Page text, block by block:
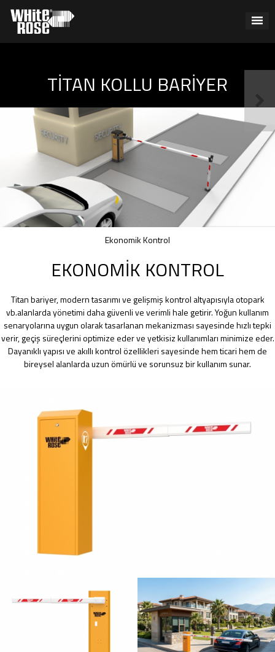
TITAN KOLLU BARIYER
Ekonomik Kontrol
EKONOMIK KONTROL
Titan bariyer, modern tasarımı ve gelişmiş kontrol altyapısıyla otopark
vb.alanlarda yönetimi daha güvenli ve verimli hale getirir. Yoğun kullanım
senaryolarına uygun olarak tasarlanan mekanizması sayesinde hızlı tepki
verir, geçiş süreçlerini optimize eder ve yetkisiz kullanımları minimize eder.
Dayanıklı yapısı ve akıllı kontrol özellikleri sayesinde hem ticari hem de
bireysel alanlarda uzun ömürlü ve sorunsuz bir kullanım sunar.